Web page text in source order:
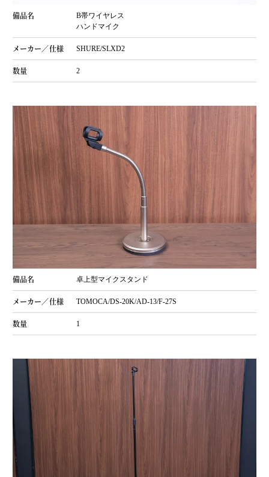
B帯ワイヤレス
ハンドマイク
SHURE/SLXD2
2
卓上型マイクスタンド
TOMOCA/DS-20K/AD-13/F-27S
1